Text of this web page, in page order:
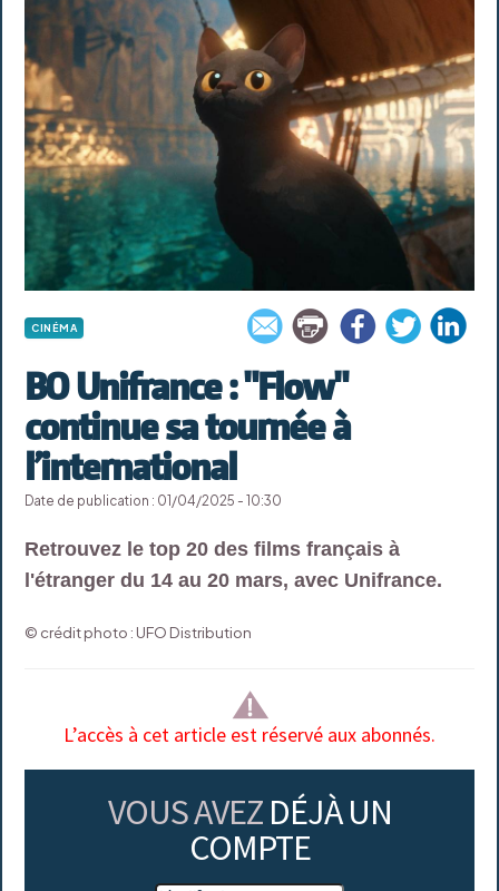
CINÉMA
BO Unifrance : "Flow"
continue sa tournée à
l’international
Date de publication : 01/04/2025 - 10:30
Retrouvez le top 20 des films français à
l'étranger du 14 au 20 mars, avec Unifrance.
© crédit photo : UFO Distribution
L’accès à cet article est réservé aux abonnés.
VOUS AVEZ DÉJÀ UN
COMPTE